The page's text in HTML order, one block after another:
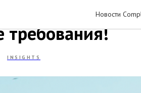
Новости
нам
INSIGHTS